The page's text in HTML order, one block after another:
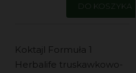
DO KOSZYKA
Koktajl Formuła 1
Herbalife truskawkowo-